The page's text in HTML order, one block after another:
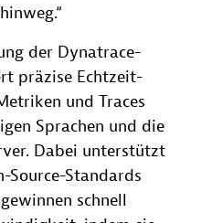
der Dynatrace-
präzise Echtzeit-
und Traces
Sprachen und die
Dabei unterstützt
Source-Standards
schnell